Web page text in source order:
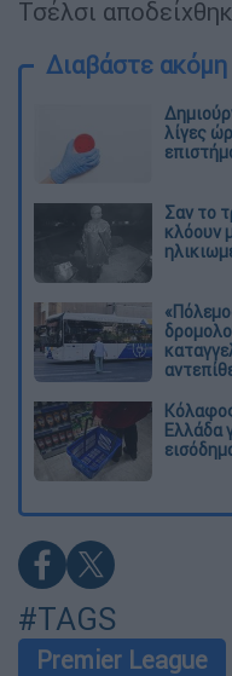
Τσέλσι
Διαβάστε ακόμη
λίγες
Σαν το
κλόουν
Ελλάδα
#TAGS
Premier League